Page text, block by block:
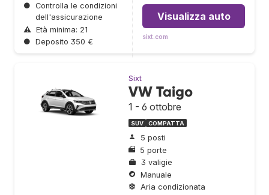
● Controlla le condizioni
dell'assicurazione
⚠ Età minima: 21
● Deposito 350 €
Visualizza auto
sixt.com
Sixt
VW Taigo
1 - 6 ottobre
SUV COMPATTA
5 posti
5 porte
3 valigie
Manuale
Aria condizionata